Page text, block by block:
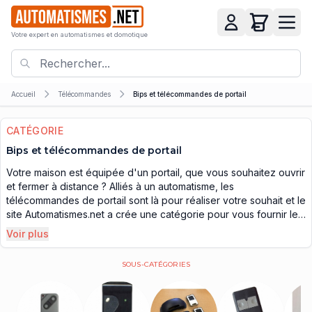
Votre expert en automatismes et domotique
Accueil Télécommandes Bips et télécommandes de portail
CATÉGORIE
Bips et télécommandes de portail
Votre maison est équipée d'un portail, que vous souhaitez ouvrir
et fermer à distance ? Alliés à un automatisme, les
télécommandes de portail sont là pour réaliser votre souhait et le
site Automatismes.net a crée une catégorie pour vous fournir le
bip et la télécommande de portail
Que ce soit pour remplacer votre ancienne télécommande
portail supplémentaire, pour augmenter votre réserve et avec
l'intention de pouvoir le donner à un membre de votre famille,
ou à votre entourage, vous trouverez sur notre site, de
Voir plus
SOUS-CATÉGORIES